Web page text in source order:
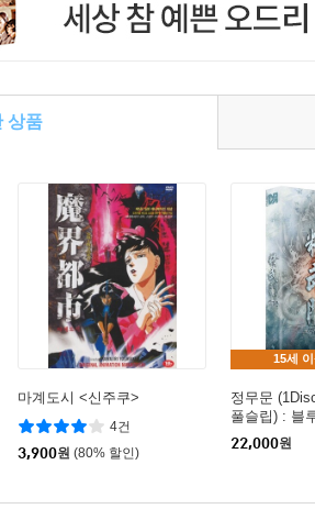
상품
마계도시 <신주쿠>
4건
3,900원 (80% 할인)
15세
정무문
풀슬립) : 블
22,000원